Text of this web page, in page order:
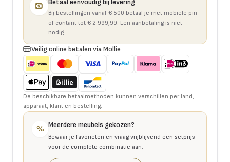
Betaal eenvoudig bij levering
Bij bestellingen vanaf € 500 betaal je met mobiele pin
of contant tot € 2.999,99. Een aanbetaling is niet
nodig.
Veilig online betalen via Mollie
De beschikbare betaalmethoden kunnen verschillen per land,
apparaat, klant en bestelling.
% Meerdere meubels gekozen?
Bewaar je favorieten en vraag vrijblijvend een setprijs
voor de complete combinatie aan.